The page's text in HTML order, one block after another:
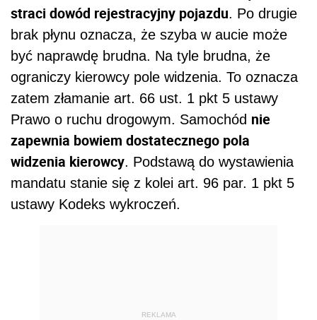
straci dowód rejestracyjny pojazdu. Po drugie
brak płynu oznacza, że szyba w aucie może
być naprawdę brudna. Na tyle brudna, że
ograniczy kierowcy pole widzenia. To oznacza
zatem złamanie art. 66 ust. 1 pkt 5 ustawy
Prawo o ruchu drogowym. Samochód nie
zapewnia bowiem dostatecznego pola
widzenia kierowcy. Podstawą do wystawienia
mandatu stanie się z kolei art. 96 par. 1 pkt 5
ustawy Kodeks wykroczeń.
REKLAMA